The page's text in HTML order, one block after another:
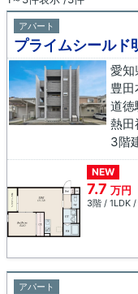
アパート
プライムシールド
愛知
豊
道徳
熱田
3階
NEW
7.7 万円
3階 / 1LDK /
アパート